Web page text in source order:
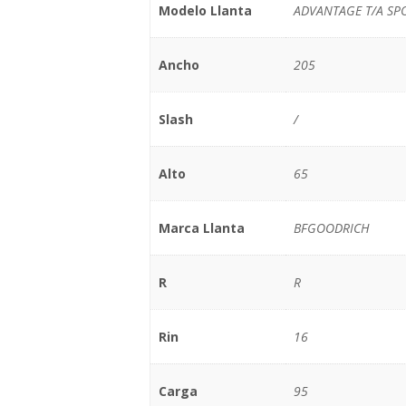
Modelo Llanta ADVANTAGE T/A
Ancho 205
Slash /
Alto 65
Marca Llanta BFGOODRICH
R R
Rin 16
Carga 95